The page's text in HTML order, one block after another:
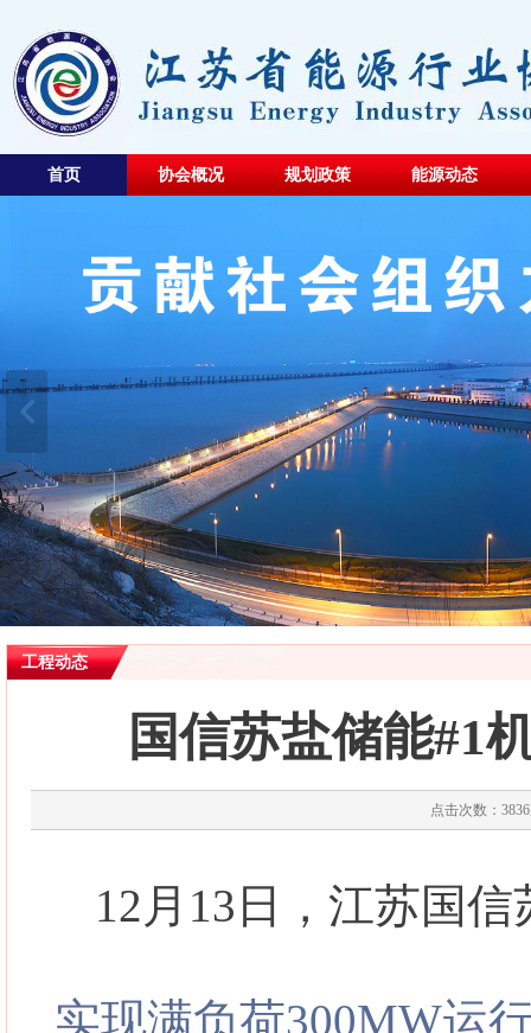
首页 协会概况 规划政策 能源动态
工程动态
国信苏盐储能#1
点击次数：
12月13日，江苏国
实现满负荷300MW运